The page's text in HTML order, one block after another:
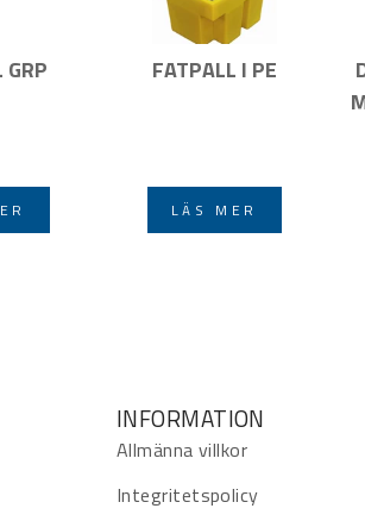
FATPALL I PE
LÄS MER
INFORMATION
Allmänna villkor
Integritetspolicy